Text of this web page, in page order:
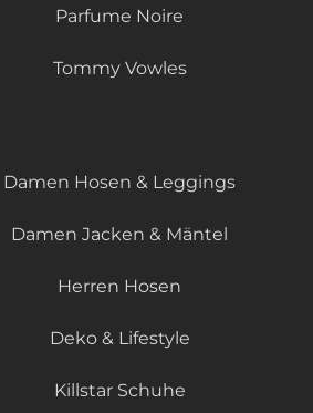
Parfume Noire
Tommy Vowles
Damen Hosen & Leggings
Damen Jacken & Mäntel
Herren Hosen
Deko & Lifestyle
Killstar Schuhe